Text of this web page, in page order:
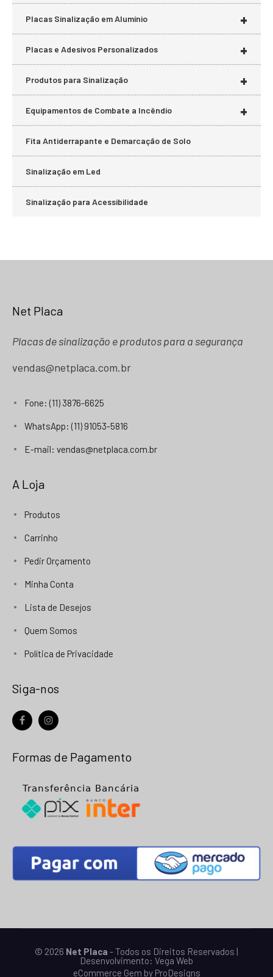
+
Placas Sinalização em Alumínio
+
Placas e Adesivos Personalizados
+
Produtos para Sinalização
+
Equipamentos de Combate a Incêndio
Fita Antiderrapante e Demarcação de Solo
Sinalização em Led
Sinalização para Acessibilidade
Net Placa
Placas de sinalização e produtos para a segurança
vendas@netplaca.com.br
Fone: (11) 3876-6625
WhatsApp: (11) 91053-5816
E-mail: vendas@netplaca.com.br
A Loja
Produtos
Carrinho
Pedir Orçamento
Minha Conta
Lista de Desejos
Quem Somos
Política de Privacidade
Siga-nos
Formas de Pagamento
© 2026 Net Placa - Todos os Direitos Reservados |
Desenvolvimento: Vega Web
eCommerce Gem by ProDesigns